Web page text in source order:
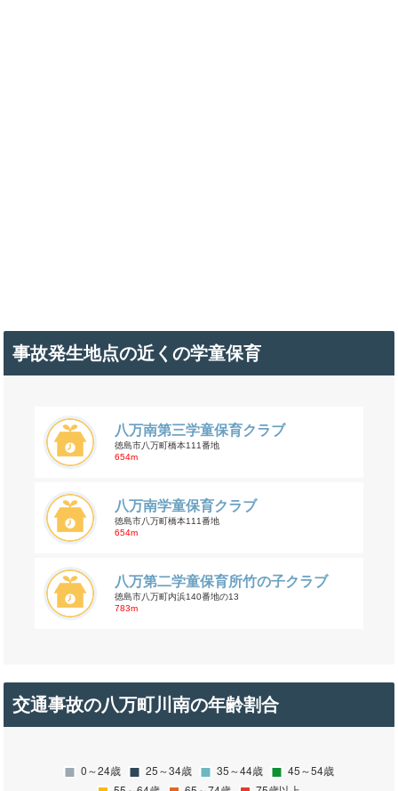
事故発生地点の近くの学童保育
八万南第三学童保育クラブ
徳島市八万町橋本111番地
654m
八万南学童保育クラブ
徳島市八万町橋本111番地
654m
八万第二学童保育所竹の子クラブ
徳島市八万町内浜140番地の13
783m
交通事故の八万町川南の年齢割合